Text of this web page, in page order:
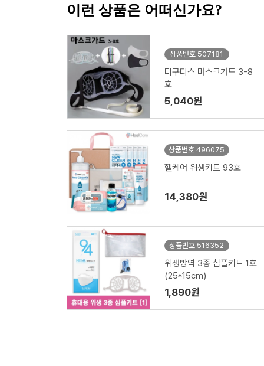
이런 상품은 어떠신가요?
상품번호 507181
더구디스 마스크가드 3-8
호
5,040원
상품번호 496075
헬케어 위생키트 93호
14,380원
상품번호 516352
위생방역 3종 심플키트 1호
(25*15cm)
1,890원